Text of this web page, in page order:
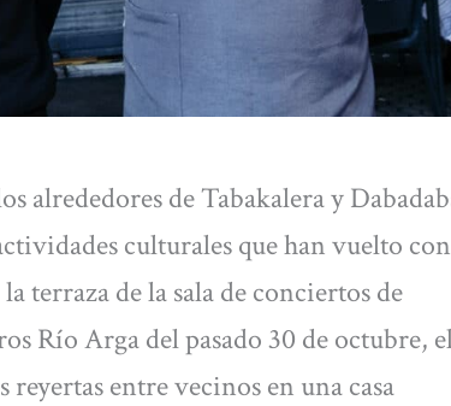
alrededores de Tabakalera y
culturales que han vuelto con
terraza de la sala de conciertos de
Río Arga del pasado 30 de octubre,
reyertas entre vecinos en una casa